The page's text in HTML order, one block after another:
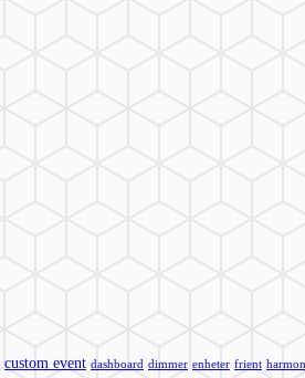
custom event dashboard dimmer enheter frient